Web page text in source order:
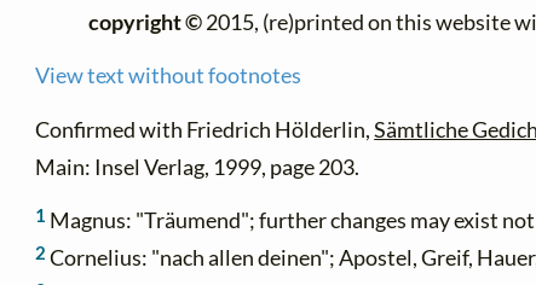
copyright ©2015, (re)printed on this website
View text without footnotes
Confirmed with Friedrich Hölderlin,Sämtliche
Main: Insel Verlag, 1999, page 203.
1 Magnus: "Träumend"; further changes may exist
2 Cornelius: "nach allen deinen"; Apostel, Greif,